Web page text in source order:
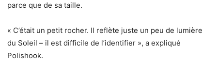
parce que de sa taille.
« C’était un petit rocher. Il reflète juste un peu de lumière
du Soleil – il est difficile de l’identifier », a expliqué
Polishook.